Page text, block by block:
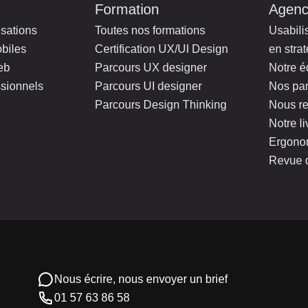
Formation
Toutes nos formations
Certification UX/UI Design
Parcours UX designer
Parcours UI designer
Parcours Design Thinking
en
Notre
Nos
Nous
Notre
Revue
Nous écrire, nous envoyer un brief
01 57 63 86 58